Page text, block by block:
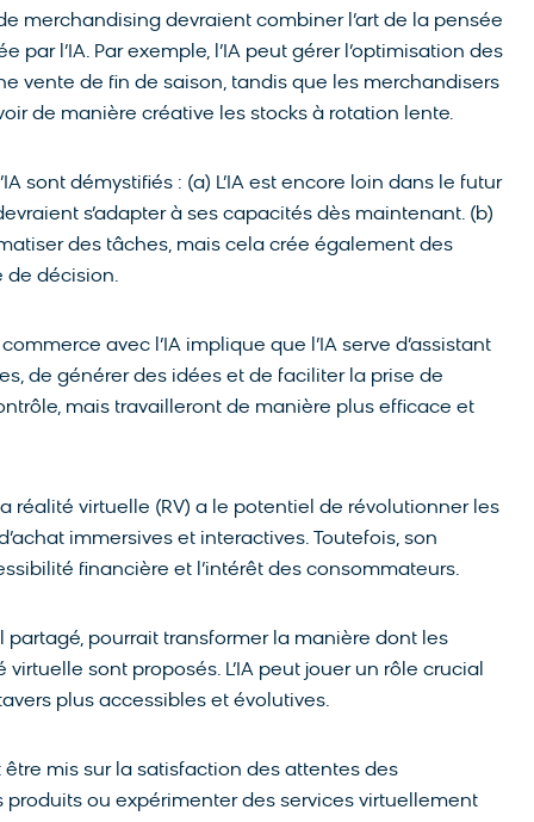
merchandising devraient combiner l’art de la pensée
l’IA. Par exemple, l’IA peut gérer l’optimisation des
vente de fin de saison, tandis que les merchandisers
de manière créative les stocks à rotation lente.
sont démystifiés : (a) L’IA est encore loin dans le futur
s’adapter à ses capacités dès maintenant. (b)
des tâches, mais cela crée également des
de décision.
commerce avec l’IA implique que l’IA serve d’assistant
de générer des idées et de faciliter la prise de
mais travailleront de manière plus efficace et
réalité virtuelle (RV) a le potentiel de révolutionner les
immersives et interactives. Toutefois, son
financière et l’intérêt des consommateurs.
partagé, pourrait transformer la manière dont les
sont proposés. L’IA peut jouer un rôle crucial
plus accessibles et évolutives.
être mis sur la satisfaction des attentes des
ou expérimenter des services virtuellement